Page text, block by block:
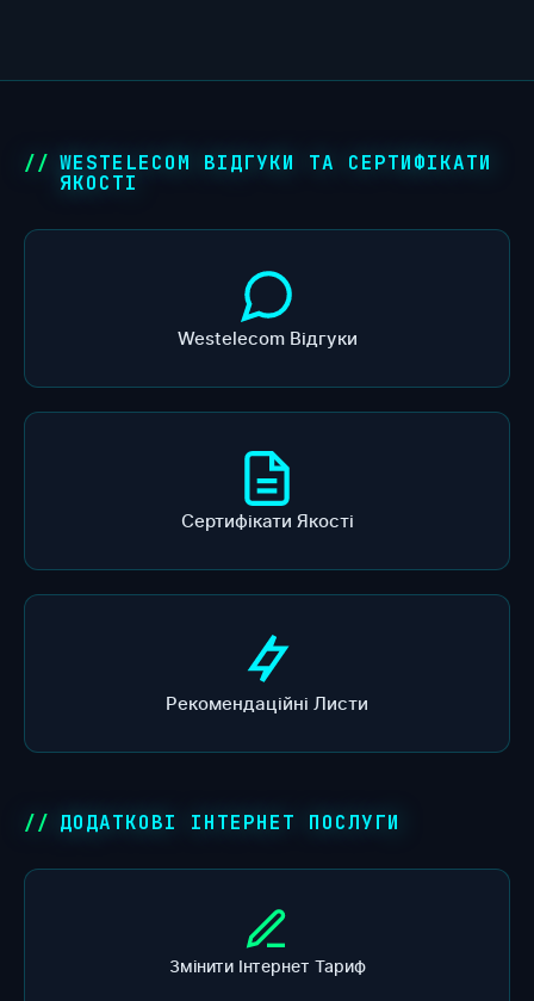
WESTELECOM ВІДГУКИ ТА СЕРТИФІКАТИ
ЯКОСТІ
Westelecom Відгуки
Сертифікати Якості
Рекомендаційні Листи
ДОДАТКОВІ ІНТЕРНЕТ ПОСЛУГИ
Змінити Інтернет Тариф